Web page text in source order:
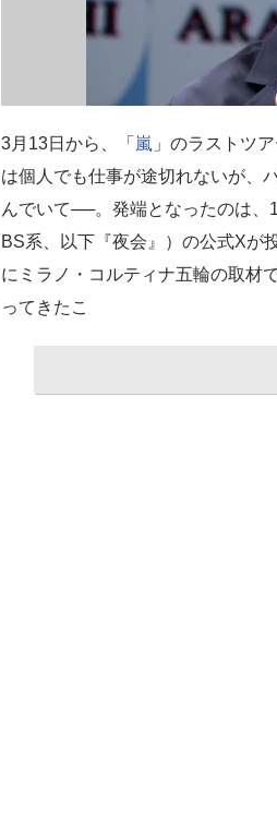
3月13日から、「 嵐 」のラストツ
は個人でも仕事が途切れないが、
んでいて──。発端となったのは
BS系、以下『夜会』）の公式Xが
にミラノ・コルティナ五輪の取材
ってきたこ